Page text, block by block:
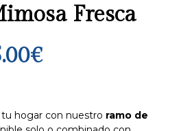
Fresca
€
hogar con nuestro ramo de